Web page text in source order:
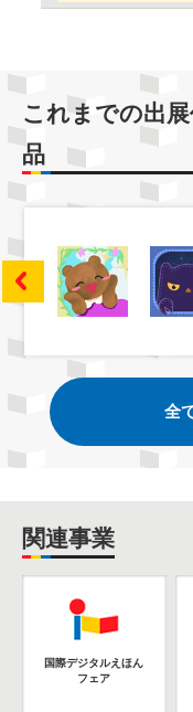
これまでの出
品
全
関連事業
国際デジタルえほん
フェア